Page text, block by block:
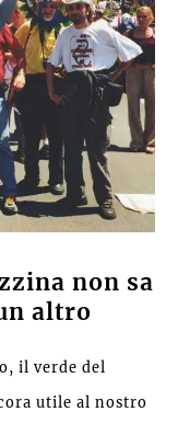
non sa
altro
il verde del
utile al nostro